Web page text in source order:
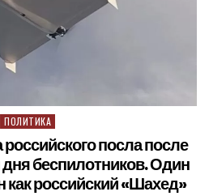
Posted in
ПОЛИТИКА
посла после
дня беспилотников. Один
как российский «Шахед»